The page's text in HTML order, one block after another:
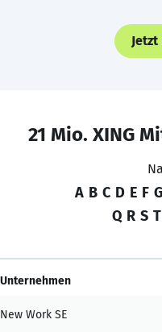
21 Mio. XING
A B C D E F G
Q R S T
Unternehmen
New Work SE